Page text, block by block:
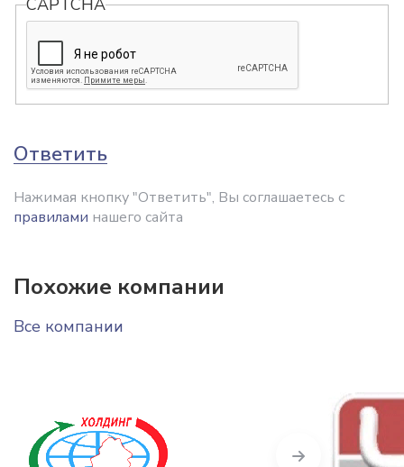
CAPTCHA
Ответить
Нажимая кнопку "Ответить", Вы соглашаетесь с
правилами нашего сайта
Похожие компании
Все компании
Next